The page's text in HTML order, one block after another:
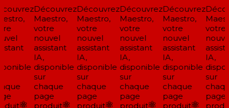
Découvrez
Maestro,
votre
nouvel
assistant
IA,
disponible
sur
chaque
page
produit
Découvrez
Maestro,
votre
nouvel
assistant
IA,
disponible
sur
chaque
page
produit
Découvrez
Maestro,
votre
nouvel
assistant
IA,
disponible
sur
chaque
page
produit
Découvrez
Maestro,
votre
nouvel
assistant
IA,
disponible
sur
chaque
page
produit
votre
IA,
sur
page